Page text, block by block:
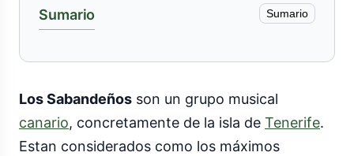
Sumario Sumario
Los Sabandeños son un grupo musical
canario, concretamente de la isla de Tenerife.
Estan considerados como los máximos